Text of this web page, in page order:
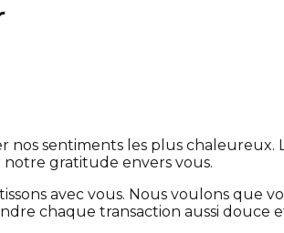
sentiments les plus chaleureux.
gratitude envers vous.
avec vous. Nous voulons que
chaque transaction aussi douce